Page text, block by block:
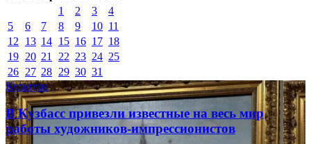
1
2 3
4
5
6 7 8 9 10 11
12
13 14 15 16 17 18
19 20 21 22 23 24 25
26 27 28 29 30 31
Культура
В Кузбасс привезли известные на весь мир
работы художников-импрессионистов